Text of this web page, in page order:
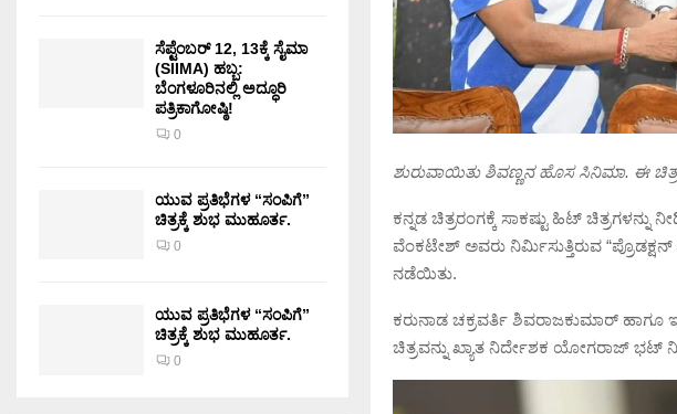
ಶುರುವಾಯಿತು ಶಿವಣ್ಣನ ಹೊಸ ಸಿನಿಮಾ. ಈ
ಕನ್ನಡ ಚಿತ್ರರಂಗಕ್ಕೆ ಸಾಕಷ್ಟು ಹಿಟ್
ವೆಂಕಟೇಶ್ ಅವರು ನಿರ್ಮಿಸುತ್ತಿರುವ
ನಡೆಯಿತು.
ಕರುನಾಡ ಚಕ್ರವರ್ತಿ ಶಿವರಾಜಕುಮಾರ್
ಚಿತ್ರವನ್ನು ಖ್ಯಾತ ನಿರ್ದೇಶಕ ಯೋಗರಾಜ್ ಭಟ್
ಸೆಪ್ಟೆಂಬರ್ 12, 13ಕ್ಕೆ ಸೈಮಾ
(SIIMA) ಹಬ್ಬ:
ಬೆಂಗಳೂರಿನಲ್ಲಿ ಅದ್ಧೂರಿ
ಪತ್ರಿಕಾಗೋಷ್ಠಿ!
0
ಯುವ ಪ್ರತಿಭೆಗಳ “ಸಂಪಿಗೆ”
ಚಿತ್ರಕ್ಕೆ ಶುಭ ಮುಹೂರ್ತ.
0
ಯುವ ಪ್ರತಿಭೆಗಳ “ಸಂಪಿಗೆ”
ಚಿತ್ರಕ್ಕೆ ಶುಭ ಮುಹೂರ್ತ.
0